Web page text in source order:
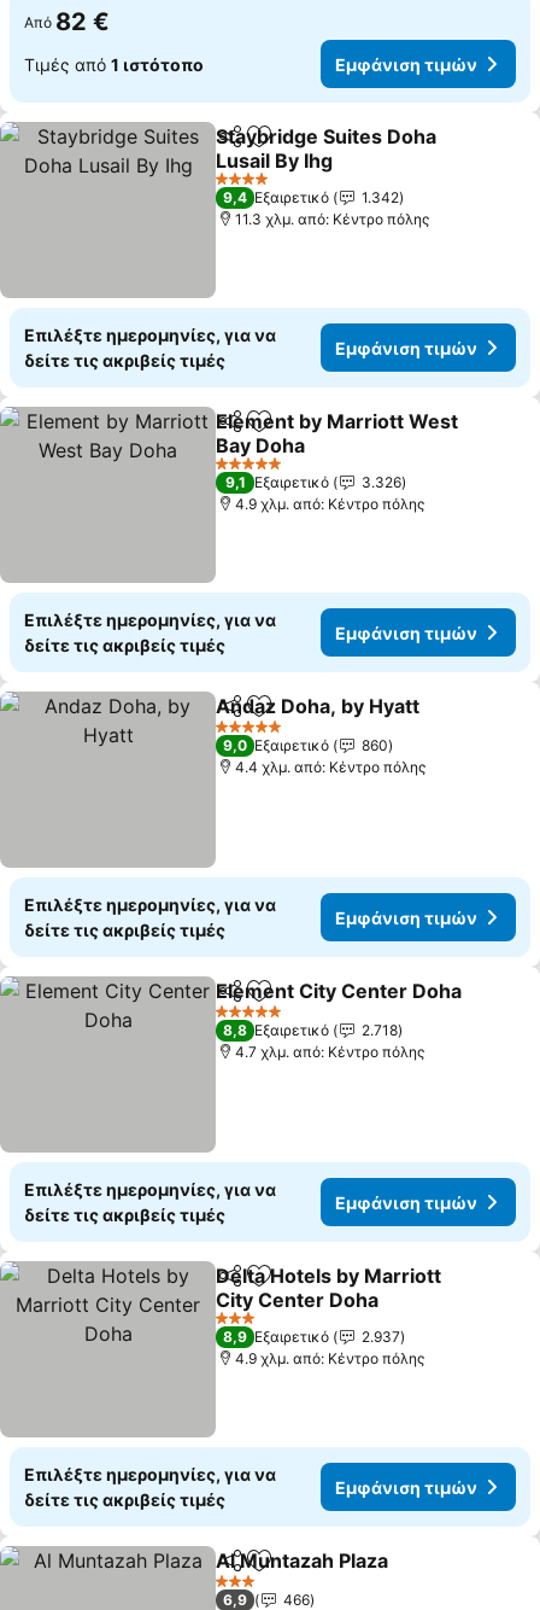
Από 82 €
Τιμές από 1 ιστότοπο Εμφάνιση τιμών
Κοινοποίηση
Προσθήκη στα αγαπημένα
Staybridge Suites Doha
Lusail By Ihg
Εμφάνιση τιμών
4 Αστέρια
9,4 Εξαιρετικό
1.342
11.3 χλμ. από: Κέντρο πόλης
Επιλέξτε ημερομηνίες, για να
δείτε τις ακριβείς τιμές
Εμφάνιση τιμών
Κοινοποίηση
Προσθήκη στα αγαπημένα
Element by Marriott West
Bay Doha
Εμφάνιση τιμών
5 Αστέρια
9,1 Εξαιρετικό
3.326
4.9 χλμ. από: Κέντρο πόλης
Επιλέξτε ημερομηνίες, για να
δείτε τις ακριβείς τιμές
Εμφάνιση τιμών
Κοινοποίηση
Προσθήκη στα αγαπημένα
Andaz Doha, by Hyatt
5 Αστέρια
9,0 Εξαιρετικό
860
4.4 χλμ. από: Κέντρο πόλης
Επιλέξτε ημερομηνίες, για να
δείτε τις ακριβείς τιμές
Εμφάνιση τιμών
Κοινοποίηση
Προσθήκη στα αγαπημένα
Element City Center Doha
5 Αστέρια
8,8 Εξαιρετικό
2.718
4.7 χλμ. από: Κέντρο πόλης
Επιλέξτε ημερομηνίες, για να
δείτε τις ακριβείς τιμές
Εμφάνιση τιμών
Κοινοποίηση
Προσθήκη στα αγαπημένα
Delta Hotels by Marriott
City Center Doha
Εμφάνιση τιμών
3 Αστέρια
8,9 Εξαιρετικό
2.937
4.9 χλμ. από: Κέντρο πόλης
Επιλέξτε ημερομηνίες, για να
δείτε τις ακριβείς τιμές
Εμφάνιση τιμών
Κοινοποίηση
Προσθήκη στα αγαπημένα
Al Muntazah Plaza
3 Αστέρια
6,9
466